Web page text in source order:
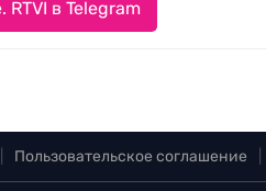
в Telegram
Пользовательское соглашение